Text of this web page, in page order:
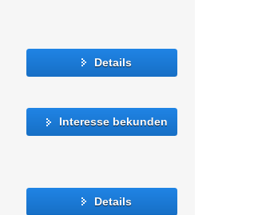
Details
Interesse bekunden
Details